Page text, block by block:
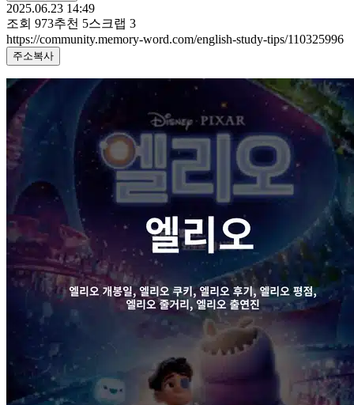
2025.06.23 14:49
조회 973추천 5스크랩 3
https://community.memory-word.com/english-study-tips/110325996
주소복사